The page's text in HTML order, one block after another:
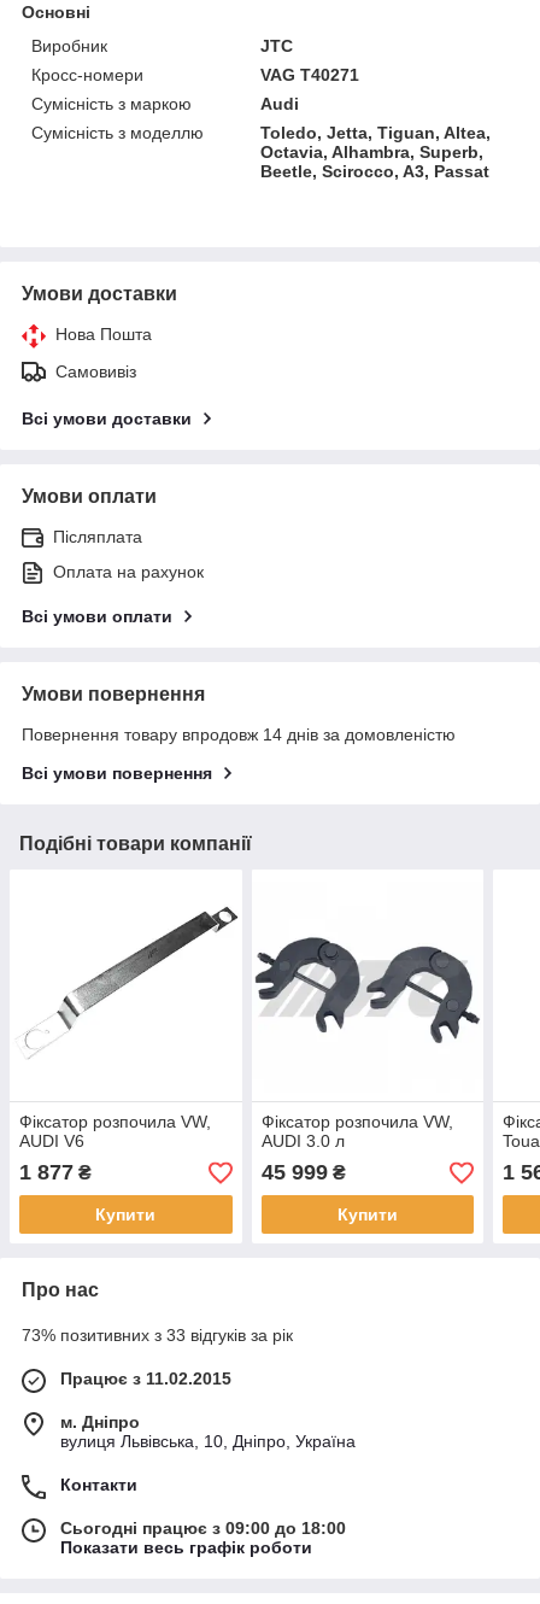
Основні
Виробник
JTC
Кросс-номери
VAG T40271
Сумісність з маркою
Audi
Сумісність з моделлю
Toledo, Jetta, Tiguan, Altea,
Octavia, Alhambra, Superb,
Beetle, Scirocco, A3, Passat
Умови доставки
Нова Пошта
Самовивіз
Всі умови доставки
Умови оплати
Післяплата
Оплата на рахунок
Всі умови оплати
Умови повернення
Повернення товару впродовж 14 днів за домовленістю
Всі умови повернення
Подібні товари компанії
Фіксатор розпочила VW,
AUDI V6
1 877 ₴
Купити
Фіксатор розпочила VW,
AUDI 3.0 л
45 999₴
Купити
1
Про нас
73% позитивних з 33 відгуків за рік
Працює з 11.02.2015
м. Дніпро
вулиця Львівська, 10, Дніпро, Україна
Контакти
Сьогодні працює з 09:00 до 18:00
Показати весь графік роботи